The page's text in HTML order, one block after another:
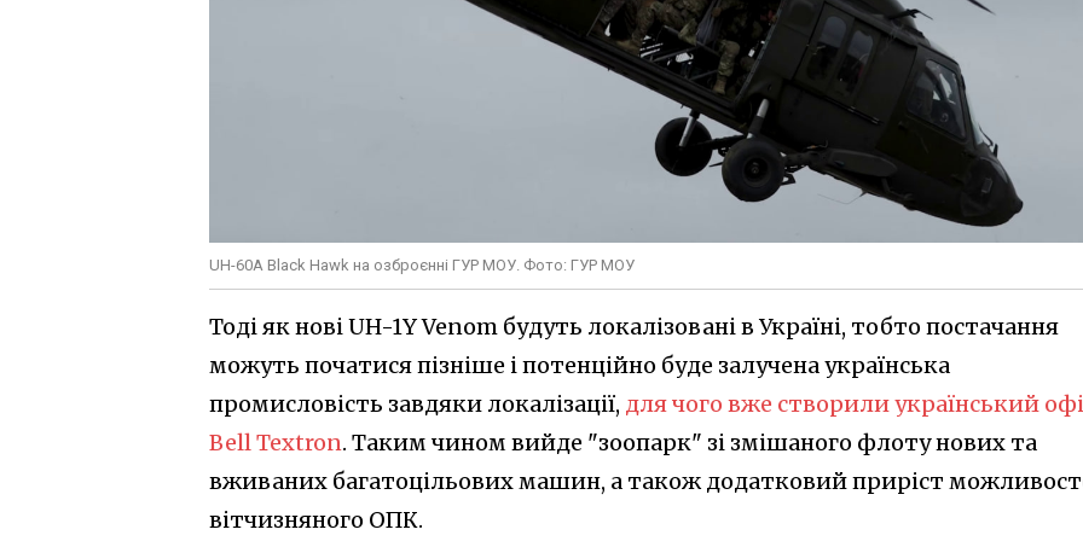
UH-60A Black Hawk на озброєнні ГУР МОУ. Фото: ГУР МОУ
Тоді як нові UH-1Y Venom будуть локалізовані в Україні, тобто постачання
можуть початися пізніше і потенційно буде залучена українська
промисловість завдяки локалізації, для чого вже створили український
Bell Textron. Таким чином вийде "зоопарк" зі змішаного флоту нових та
вживаних багатоцільових машин, а також додатковий приріст
вітчизняного ОПК.